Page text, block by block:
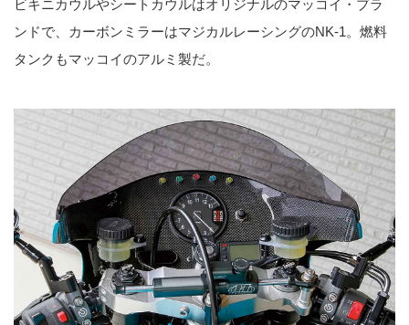
ビキニカウルやシートカウルはオリジナルのマッコイ・ブラ
ンドで、カーボンミラーはマジカルレーシングのNK-1。燃料
タンクもマッコイのアルミ製だ。